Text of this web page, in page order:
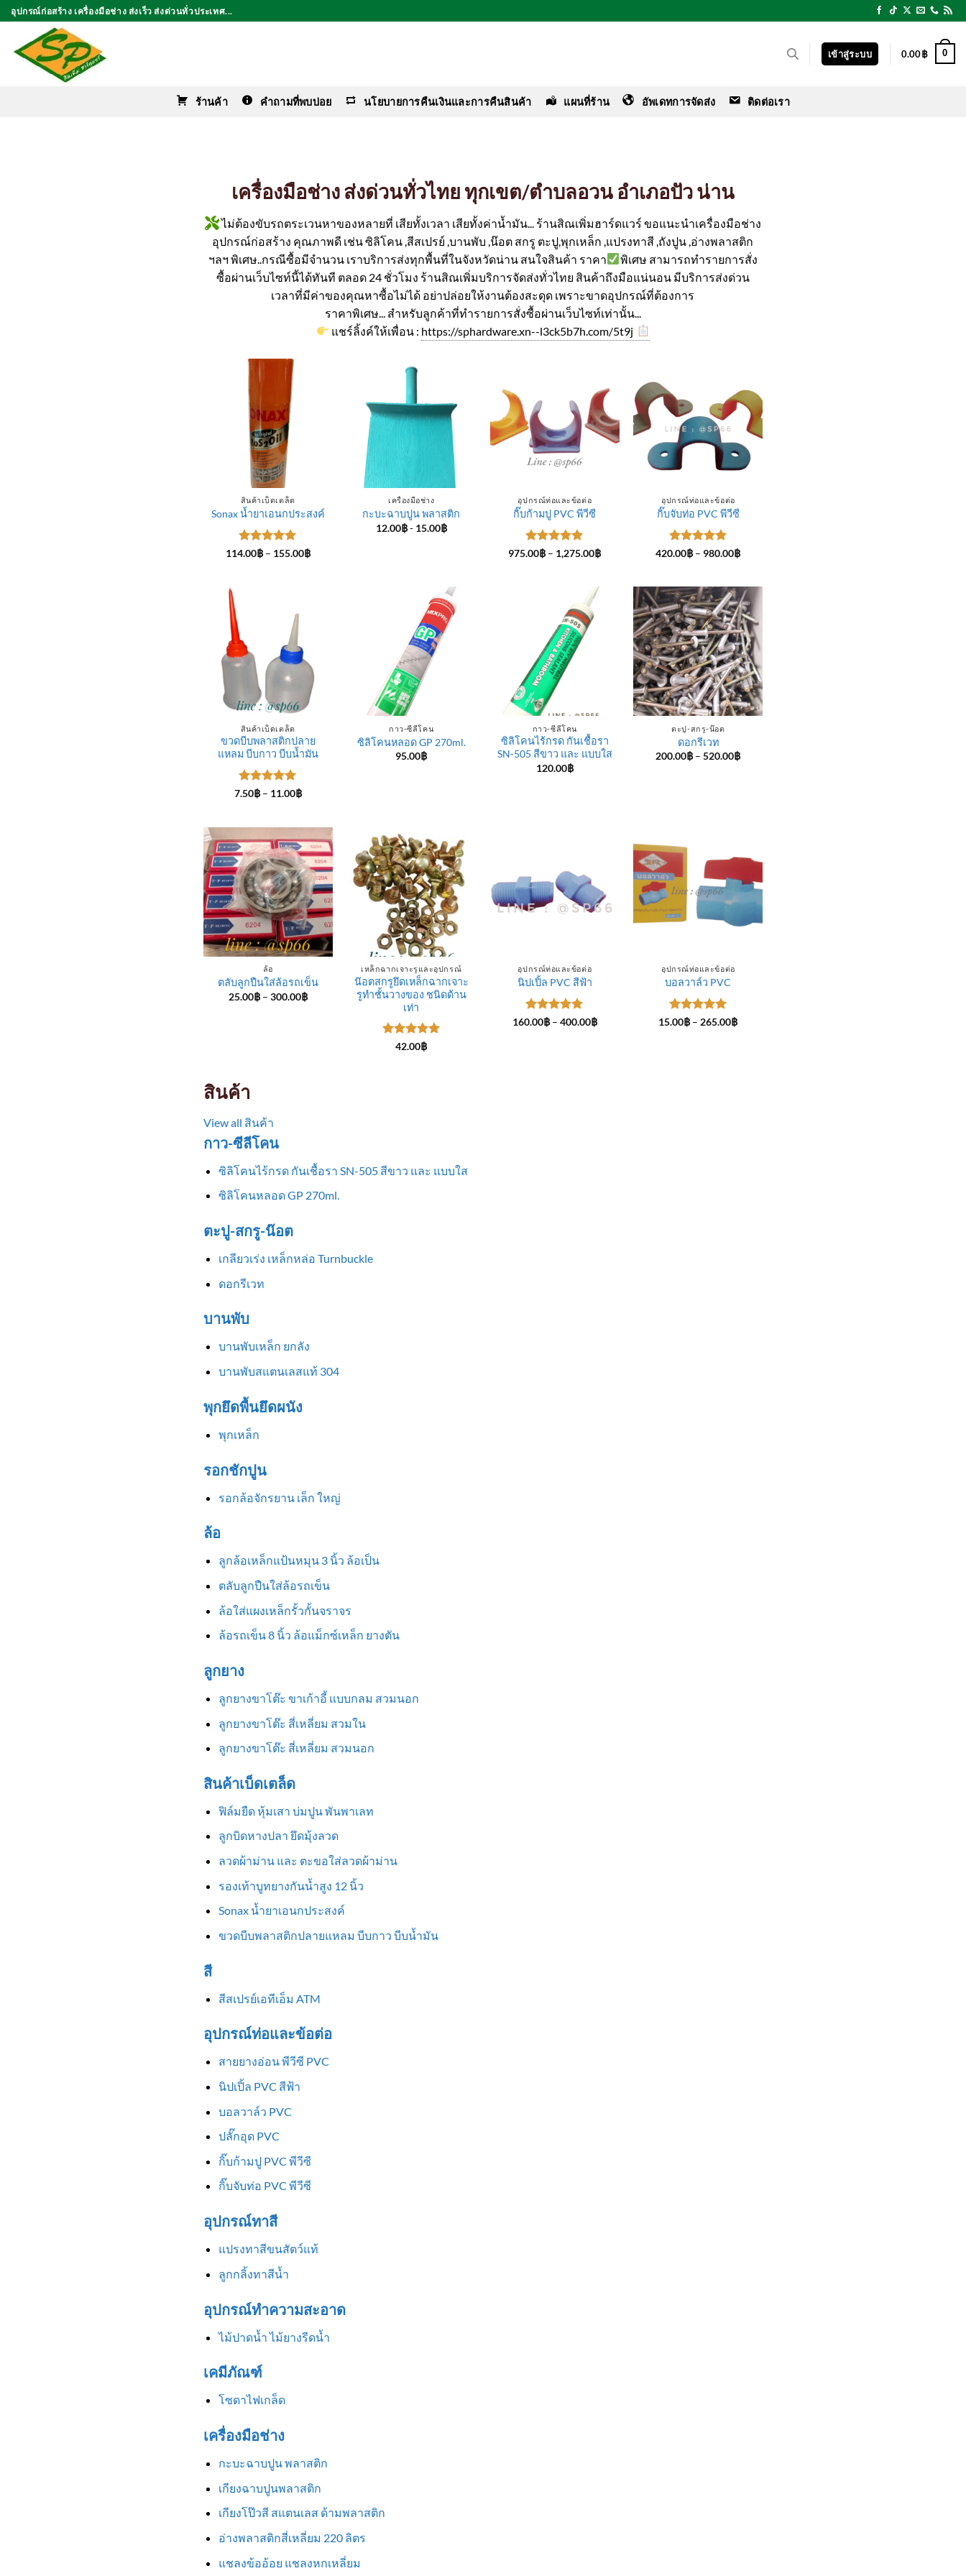
ข้าม
ไป
เนื้อหา
อุปกรณ์ก่อสร้าง เครื่องมือช่าง ส่งเร็ว ส่งด่วนทั่วประเทศ...
เข้าสู่ระบบ 0.00฿ 0
ร้านค้า คำถามที่พบบ่อย นโยบายการคืนเงินและการคืนสินค้า แผนที่ร้าน อัพเดทการจัดส่ง ติดต่อเรา
เครื่องมือช่าง ส่งด่วนทั่วไทย ทุกเขต/ตำบลอวน อำเภอปัว น่าน
ไม่ต้องขับรถตระเวนหาของหลายที่ เสียทั้งเวลา เสียทั้งค่าน้ำมัน... ร้านสิณเพิ่มฮาร์ดแวร์ ขอแนะนำเครื่องมือช่าง
อุปกรณ์ก่อสร้าง คุณภาพดี เช่น ซิลิโคน ,สีสเปรย์ ,บานพับ ,น๊อต สกรู ตะปู,พุกเหล็ก ,แปรงทาสี ,ถังปูน ,อ่างพลาสติก
ฯลฯ พิเศษ..กรณีซื้อมีจำนวน เราบริการส่งทุกพื้นที่ในจังหวัดน่าน สนใจสินค้า ราคา
พิเศษ สามารถทำรายการสั่ง
ซื้อผ่านเว็บไซท์นี้ได้ทันที ตลอด 24 ชั่วโมง ร้านสิณเพิ่มบริการจัดส่งทั่วไทย สินค้าถึงมือแน่นอน มีบริการส่งด่วน
เวลาที่มีค่าของคุณหาซื้อไม่ได้ อย่าปล่อยให้งานต้องสะดุด เพราะขาดอุปกรณ์ที่ต้องการ
ราคาพิเศษ... สำหรับลูกค้าที่ทำรายการสั่งซื้อผ่านเว็บไซท์เท่านั้น...
แชร์ลิ้งค์ให้เพื่อน : https://sphardware.xn--l3ck5b7h.com/5t9j
สินค้าเบ็ดเตล็ด
Sonax น้ำยาเอนกประสงค์
ให้คะแนน
114.00฿ – 155.00฿Price
เครื่องมือช่าง
กะบะฉาบปูน พลาสติก
12.00฿- 15.00฿
อุปกรณ์ท่อและข้อต่อ
กิ๊บก้ามปู PVC พีวีซี
ให้คะแนน
975.00฿ – 1,275.00฿Price
1,275.00฿
อุปกรณ์ท่อและข้อต่อ
กิ๊บจับท่อ PVC พีวีซี
ให้คะแนน
420.00฿ – 980.00฿Price
980.00฿
สินค้าเบ็ดเตล็ด
ขวดบีบพลาสติกปลาย
แหลม บีบกาว บีบน้ำมัน
ให้คะแนน
7.50฿ – 11.00฿Price
11.00฿
กาว-ซีลีโคน
ซิลิโคนหลอด GP 270ml.
95.00฿
กาว-ซีลีโคน
ซิลิโคนไร้กรด กันเชื้อรา
SN-505 สีขาว และ แบบใส
120.00฿
ตะปู-สกรู-น๊อต
ดอกรีเวท
200.00฿ – 520.00฿Price
ล้อ
ตลับลูกปืนใส่ล้อรถเข็น
25.00฿ – 300.00฿Price
เหล็กฉากเจาะรูและอุปกรณ์
น๊อตสกรูยึดเหล็กฉากเจาะ
รูทำชั้นวางของ ชนิดด้าน
เท่า
ให้คะแนน
42.00฿
อุปกรณ์ท่อและข้อต่อ
นิปเปิ้ล PVC สีฟ้า
ให้คะแนน
160.00฿ – 400.00฿Price
อุปกรณ์ท่อและข้อต่อ
บอลวาล์ว PVC
ให้คะแนน
15.00฿ – 265.00฿Price
สินค้า
View all สินค้า
กาว-ซีลีโคน
ซิลิโคนไร้กรด กันเชื้อรา SN-505 สีขาว และ แบบใส
ซิลิโคนหลอด GP 270ml.
ตะปู-สกรู-น๊อต
เกลียวเร่ง เหล็กหล่อ Turnbuckle
ดอกรีเวท
บานพับ
บานพับเหล็ก ยกลัง
บานพับสแตนเลสแท้ 304
พุกยึดพื้นยึดผนัง
พุกเหล็ก
รอกชักปูน
รอกล้อจักรยาน เล็ก ใหญ่
ล้อ
ลูกล้อเหล็กแป้นหมุน 3 นิ้ว ล้อเป็น
ตลับลูกปืนใส่ล้อรถเข็น
ล้อใส่แผงเหล็กรั้วกั้นจราจร
ล้อรถเข็น 8 นิ้ว ล้อแม็กซ์เหล็ก ยางตัน
ลูกยาง
ลูกยางขาโต๊ะ ขาเก้าอี้ แบบกลม สวมนอก
ลูกยางขาโต๊ะ สี่เหลี่ยม สวมใน
ลูกยางขาโต๊ะ สี่เหลี่ยม สวมนอก
สินค้าเบ็ดเตล็ด
ฟิล์มยืด หุ้มเสา บ่มปูน พันพาเลท
ลูกบิดหางปลา ยึดมุ้งลวด
ลวดผ้าม่าน และ ตะขอใส่ลวดผ้าม่าน
รองเท้าบูทยางกันน้ำสูง 12 นิ้ว
Sonax น้ำยาเอนกประสงค์
ขวดบีบพลาสติกปลายแหลม บีบกาว บีบน้ำมัน
สี
สีสเปรย์เอทีเอ็ม ATM
อุปกรณ์ท่อและข้อต่อ
สายยางอ่อน พีวีซี PVC
นิปเปิ้ล PVC สีฟ้า
บอลวาล์ว PVC
ปลั๊กอุด PVC
กิ๊บก้ามปู PVC พีวีซี
กิ๊บจับท่อ PVC พีวีซี
อุปกรณ์ทาสี
แปรงทาสีขนสัตว์แท้
ลูกกลิ้งทาสีน้ำ
อุปกรณ์ทำความสะอาด
ไม้ปาดน้ำ ไม้ยางรีดน้ำ
เคมีภัณฑ์
โซดาไฟเกล็ด
เครื่องมือช่าง
กะบะฉาบปูน พลาสติก
เกียงฉาบปูนพลาสติก
เกียงโป๊วสี สแตนเลส ด้ามพลาสติก
อ่างพลาสติกสี่เหลี่ยม 220 ลิตร
แชลงข้ออ้อย แชลงหกเหลี่ยม